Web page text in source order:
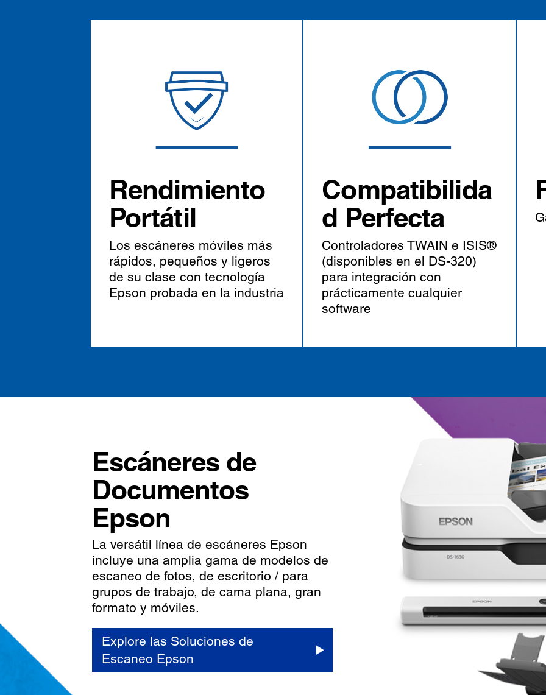
Rendimiento
Portátil
Los escáneres móviles más
rápidos, pequeños y ligeros
de su clase con tecnología
Epson probada en la industria
Compatibilida
d Perfecta
Controladores TWAIN e ISIS®
(disponibles en el DS-320)
para integración con
prácticamente cualquier
software
Escáneres de
Documentos
Epson
La versátil línea de escáneres Epson
incluye una amplia gama de modelos de
escaneo de fotos, de escritorio / para
grupos de trabajo, de cama plana, gran
formato y móviles.
Explore las Soluciones de
Escaneo Epson